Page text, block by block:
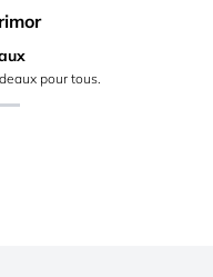
pour tous.